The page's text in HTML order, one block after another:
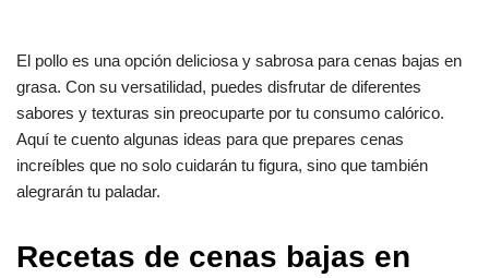
El pollo es una opción deliciosa y sabrosa para cenas bajas en
grasa. Con su versatilidad, puedes disfrutar de diferentes
sabores y texturas sin preocuparte por tu consumo calórico.
Aquí te cuento algunas ideas para que prepares cenas
increíbles que no solo cuidarán tu figura, sino que también
alegrarán tu paladar.
Recetas de cenas bajas en